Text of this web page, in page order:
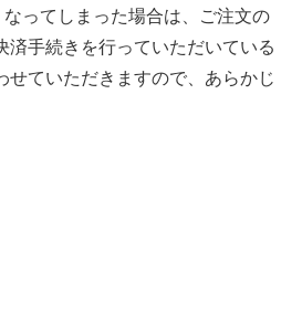
ってしまった場合は、ご注文の
済手続きを行っていただいている
せていただきますので、あらかじ